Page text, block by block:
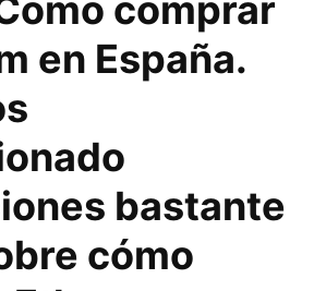
comprar
en España.
bastante
cómo